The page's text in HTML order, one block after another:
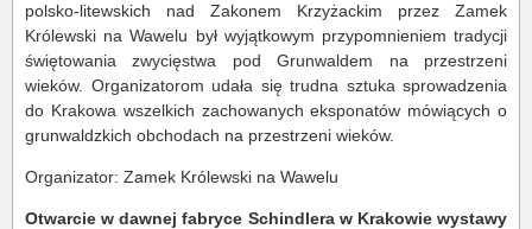
polsko-litewskich nad Zakonem Krzyżackim przez Zamek
Królewski na Wawelu był wyjątkowym przypomnieniem tradycji
świętowania zwycięstwa pod Grunwaldem na przestrzeni
wieków. Organizatorom udała się trudna sztuka sprowadzenia
do Krakowa wszelkich zachowanych eksponatów mówiących o
grunwaldzkich obchodach na przestrzeni wieków.
Organizator: Zamek Królewski na Wawelu
Otwarcie w dawnej fabryce Schindlera w Krakowie wystawy